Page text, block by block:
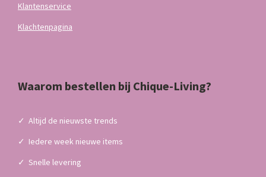
Klantenservice
Klachtenpagina
Waarom bestellen bij Chique-Living?
✓ Altijd de nieuwste trends
✓ Iedere week nieuwe items
✓ Snelle levering